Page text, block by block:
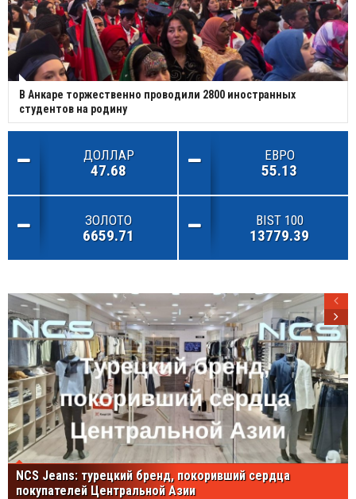
В Анкаре торжественно проводили 2800 иностранных
студентов на родину
ДОЛЛАР
47.68
ЕВРО
55.13
ЗОЛОТО
6659.71
BIST 100
13779.39
NCS Jeans: турецкий бренд, покоривший сердца
покупателей Центральной Азии